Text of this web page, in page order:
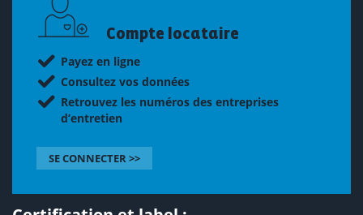
Compte locataire
Payez en ligne
Consultez vos données
Retrouvez les numéros des entreprises
d’entretien
SE CONNECTER >>